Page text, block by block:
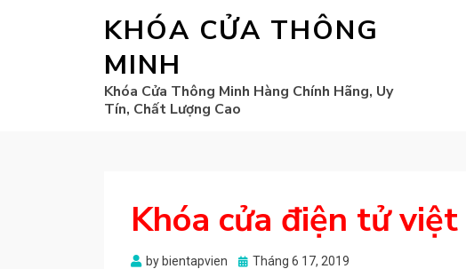
KHÓA CỬA THÔNG
MINH
Khóa Cửa Thông Minh Hàng Chính Hãng, Uy
Tín, Chất Lượng Cao
Khóa cửa điện tử
by bientapvien
Posted
Tháng 6 17, 2019